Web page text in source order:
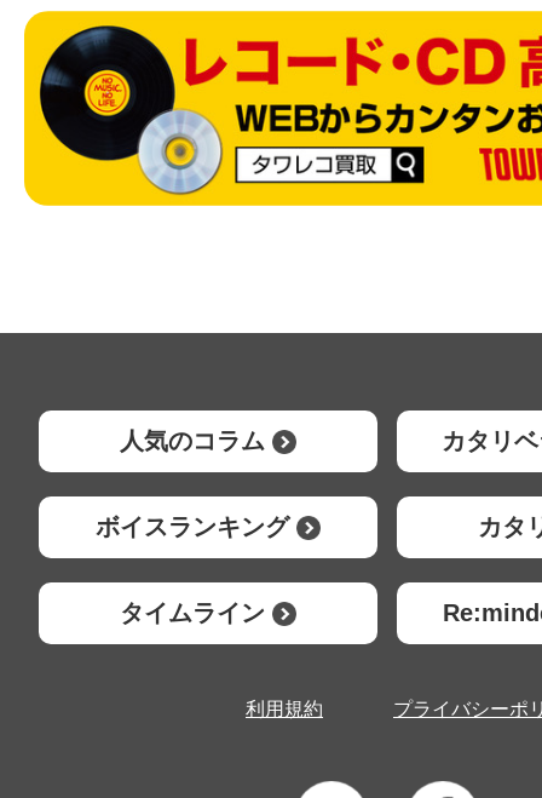
人気のコラム カタリ
ボイスランキング カタ
タイムライン
利用規約 プライバシーポ